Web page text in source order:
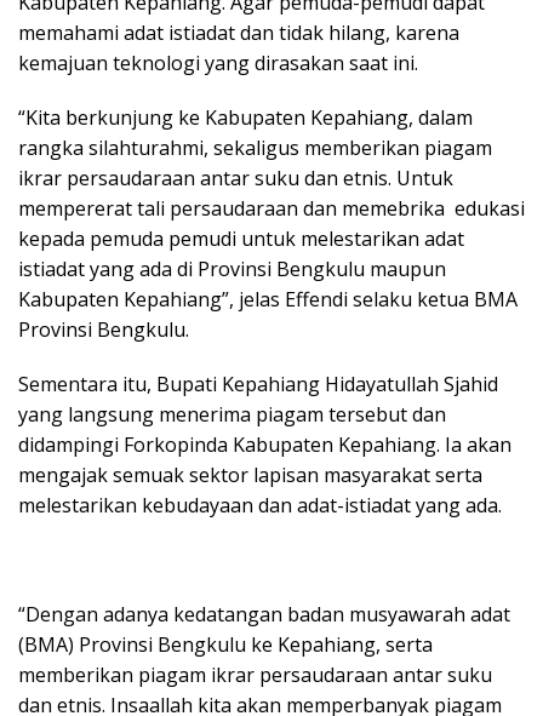
memahami adat istiadat dan tidak hilang, karena
kemajuan teknologi yang dirasakan saat ini.
“Kita berkunjung ke Kabupaten Kepahiang, dalam
rangka silahturahmi, sekaligus memberikan piagam
ikrar persaudaraan antar suku dan etnis. Untuk
mempererat tali persaudaraan dan memebrika edukasi
kepada pemuda pemudi untuk melestarikan adat
istiadat yang ada di Provinsi Bengkulu maupun
Kabupaten Kepahiang”, jelas Effendi selaku ketua BMA
Provinsi Bengkulu.
Sementara itu, Bupati Kepahiang Hidayatullah Sjahid
yang langsung menerima piagam tersebut dan
didampingi Forkopinda Kabupaten Kepahiang. Ia akan
mengajak semuak sektor lapisan masyarakat serta
melestarikan kebudayaan dan adat-istiadat yang ada.
“Dengan adanya kedatangan badan musyawarah adat
(BMA) Provinsi Bengkulu ke Kepahiang, serta
memberikan piagam ikrar persaudaraan antar suku
dan etnis. Insaallah kita akan memperbanyak piagam